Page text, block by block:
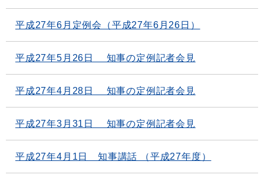
平成27年6月定例会（平成27年6月26日）
平成27年5月26日 知事の定例記者会見
平成27年4月28日 知事の定例記者会見
平成27年3月31日 知事の定例記者会見
平成27年4月1日 知事講話 （平成27年度）